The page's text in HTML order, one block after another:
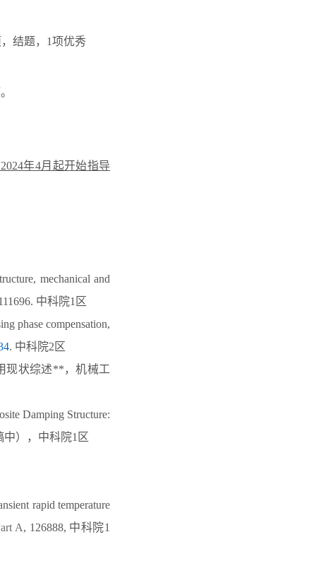
，结题，1项优秀
年4月起开始指导
mechanical and
中科院1 区
phase compensation,
. 中科院2 区
现状综述**，机械工
Damping Structure:
中），中科院1 区
rapid temperature
A, 126888, 中科院1